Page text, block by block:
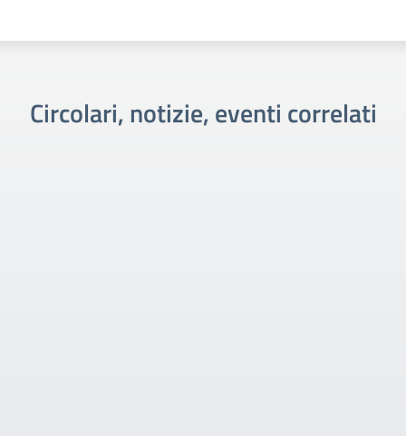
Circolari, notizie, eventi correlati